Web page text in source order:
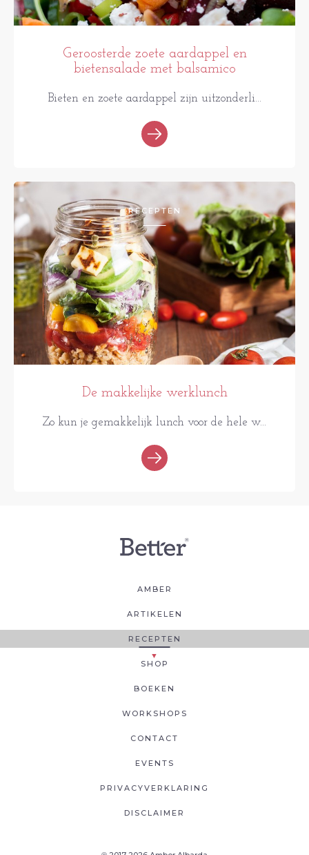
Geroosterde zoete aardappel en
bietensalade met balsamico
Bieten en zoete aardappel zijn uitzonderli...
RECEPTEN
De makkelijke werklunch
Zo kun je gemakkelijk lunch voor de hele w...
AMBER
ARTIKELEN
RECEPTEN
SHOP
BOEKEN
WORKSHOPS
CONTACT
EVENTS
PRIVACYVERKLARING
DISCLAIMER